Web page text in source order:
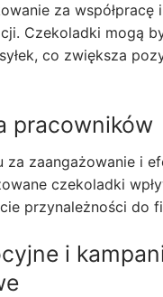
za współpracę
Czekoladki mogą
co zwiększa
pracowników
za zaangażowanie i
czekoladki
przynależności do
i